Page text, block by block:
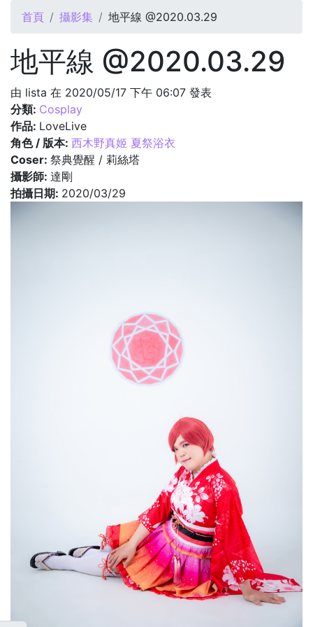
您在這裡
首頁 攝影集 地平線 @2020.03.29
地平線 @2020.03.29
由 lista 在 2020/05/17 下午 06:07 發表
分類: Cosplay
作品: LoveLive
角色 / 版本: 西木野真姬 夏祭浴衣
Coser: 祭典覺醒 / 莉絲塔
攝影師: 達剛
拍攝日期: 2020/03/29